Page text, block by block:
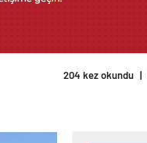
204 kez okundu |